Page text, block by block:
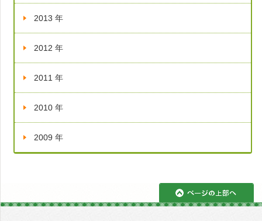
2013 年
2012 年
2011 年
2010 年
2009 年